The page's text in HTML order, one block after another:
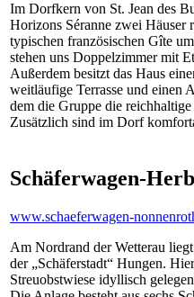
Im Dorfkern von St. Jean des
Horizons Séranne zwei Häuser
typischen französischen Gîte
stehen uns Doppelzimmer mit
Außerdem besitzt das Haus
weitläufige Terrasse und einen
dem die Gruppe die
Zusätzlich sind im Dorf
Schäferwagen-
www.schaeferwagen-
Am Nordrand der Wetterau
der „Schäferstadt“ Hungen.
Streuobstwiese idyllisch